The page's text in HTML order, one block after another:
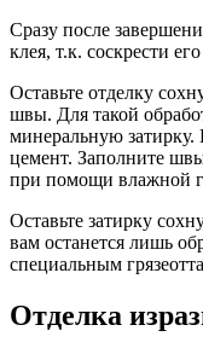
Сразу после
клея, т.к. соскрести
Оставьте отделку
швы. Для такой
минеральную затирку.
цемент. Заполните
при помощи влажной
Оставьте затирку
вам останется лишь
специальным
Отделка